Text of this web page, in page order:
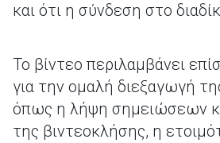
και ότι η σύνδεση στο
Το βίντεο περιλαμβάνει
για την ομαλή διεξαγωγή
όπως η λήψη σημειώσεων
της βιντεοκλήσης, η